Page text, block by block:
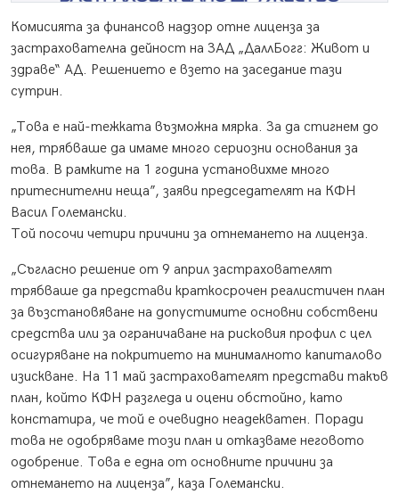
Комисията за финансов надзор отне лиценза за
застрахователна дейност на ЗАД „ДаллБогг: Живот и
здраве“ АД. Решението е взето на заседание тази
сутрин.
„Това е най-тежката възможна мярка. За да стигнем до
нея, трябваше да имаме много сериозни основания за
това. В рамките на 1 година установихме много
притеснителни неща”, заяви председателят на КФН
Васил Големански.
Той посочи четири причини за отнемането на лиценза.
„Съгласно решение от 9 април застрахователят
трябваше да представи краткосрочен реалистичен план
за възстановяване на допустимите основни собствени
средства или за ограничаване на рисковия профил с цел
осигуряване на покритието на минималното капиталово
изискване. На 11 май застрахователят представи такъв
план, който КФН разгледа и оцени обстойно, като
констатира, че той е очевидно неадекватен. Поради
това не одобряваме този план и отказваме неговото
одобрение. Това е една от основните причини за
отнемането на лиценза”, каза Големански.